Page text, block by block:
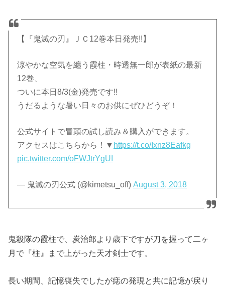
【『鬼滅の刃』ＪＣ12巻本日発売!!】
涼やかな空気を纏う霞柱・時透無一郎が表紙の最新
12巻、
ついに本日8/3(金)発売です!!
うだるような暑い日々のお供にぜひどうぞ！
公式サイトで冒頭の試し読み＆購入ができます。
アクセスはこちらから！▼ https://t.co/Ixnz8Eafkg
pic.twitter.com/oFWJtrYgUI
— 鬼滅の刃公式 (@kimetsu_off)August 3, 2018
鬼殺隊の霞柱で、炭治郎より歳下ですが刀を握って二ヶ
月で『柱』まで上がった天才剣士です。
長い期間、記憶喪失でしたが痣の発現と共に記憶が戻り